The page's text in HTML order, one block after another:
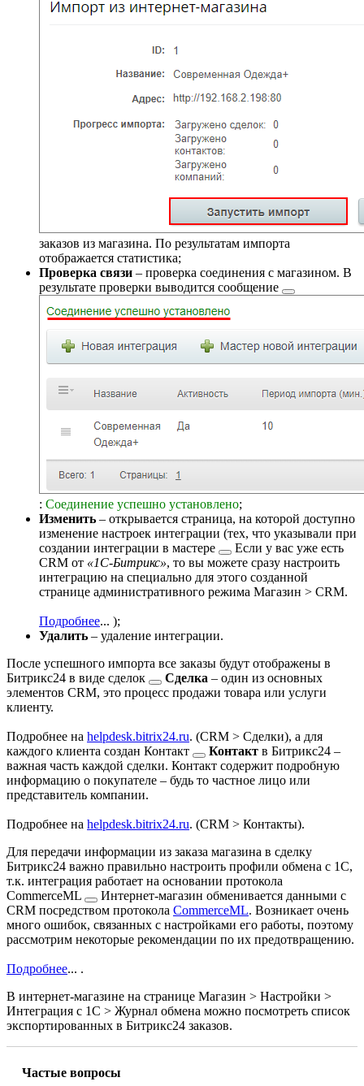
заказов из магазина. По результатам импорта
отображается статистика;
Проверка связи – проверка соединения с магазином. В
результате проверки выводится сообщение
: Соединение успешно установлено;
Изменить – открывается страница, на которой доступно
изменение настроек интеграции (тех, что указывали при
создании интеграции в мастере
Если у вас уже есть
CRM от «1С-Битрикс», то вы можете сразу настроить
интеграцию на специально для этого созданной
странице административного режима Магазин > CRM.
Подробнее... );
Удалить – удаление интеграции.
После успешного импорта все заказы будут отображены в
Битрикс24 в виде сделок Сделка – один из основных
элементов CRM, это процесс продажи товара или услуги
клиенту.
Подробнее на helpdesk.bitrix24.ru. (CRM > Сделки), а для
каждого клиента создан Контакт Контакт в Битрикс24 –
важная часть каждой сделки. Контакт содержит подробную
информацию о покупателе – будь то частное лицо или
представитель компании.
Подробнее на helpdesk.bitrix24.ru. (CRM > Контакты).
Для передачи информации из заказа магазина в сделку
Битрикс24 важно правильно настроить профили обмена с 1С,
т.к. интеграция работает на основании протокола
CommerceML
Интернет-магазин обменивается данными с
CRM посредством протокола CommerceML. Возникает очень
много ошибок, связанных с настройками его работы, поэтому
рассмотрим некоторые рекомендации по их предотвращению.
Подробнее... .
В интернет-магазине на странице Магазин > Настройки >
Интеграция с 1С > Журнал обмена можно посмотреть список
экспортированных в Битрикс24 заказов.
Частые вопросы